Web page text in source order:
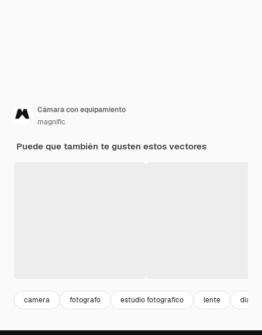
Cámara con equipamiento
magnific
Puede que también te gusten estos vectores
camera fotografo estudio fotografico lente